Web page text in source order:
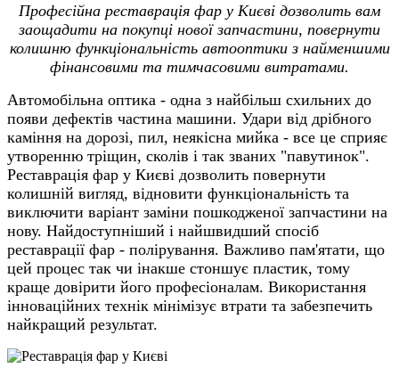
Професійна реставрація фар у Києві дозволить вам
заощадити на покупці нової запчастини, повернути
колишню функціональність автооптики з найменшими
фінансовими та тимчасовими витратами.
Автомобільна оптика - одна з найбільш схильних до
появи дефектів частина машини. Удари від дрібного
каміння на дорозі, пил, неякісна мийка - все це сприяє
утворенню тріщин, сколів і так званих "павутинок".
Реставрація фар у Києві дозволить повернути
колишній вигляд, відновити функціональність та
виключити варіант заміни пошкодженої запчастини на
нову. Найдоступніший і найшвидший спосіб
реставрації фар - полірування. Важливо пам'ятати, що
цей процес так чи інакше стоншує пластик, тому
краще довірити його професіоналам. Використання
інноваційних технік мінімізує втрати та забезпечить
найкращий результат.